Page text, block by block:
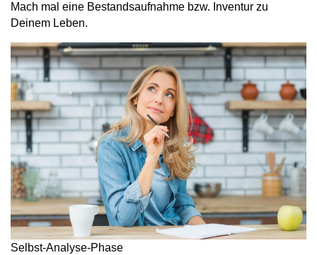
Mach mal eine Bestandsaufnahme bzw. Inventur zu
Deinem Leben.
Selbst-Analyse-Phase